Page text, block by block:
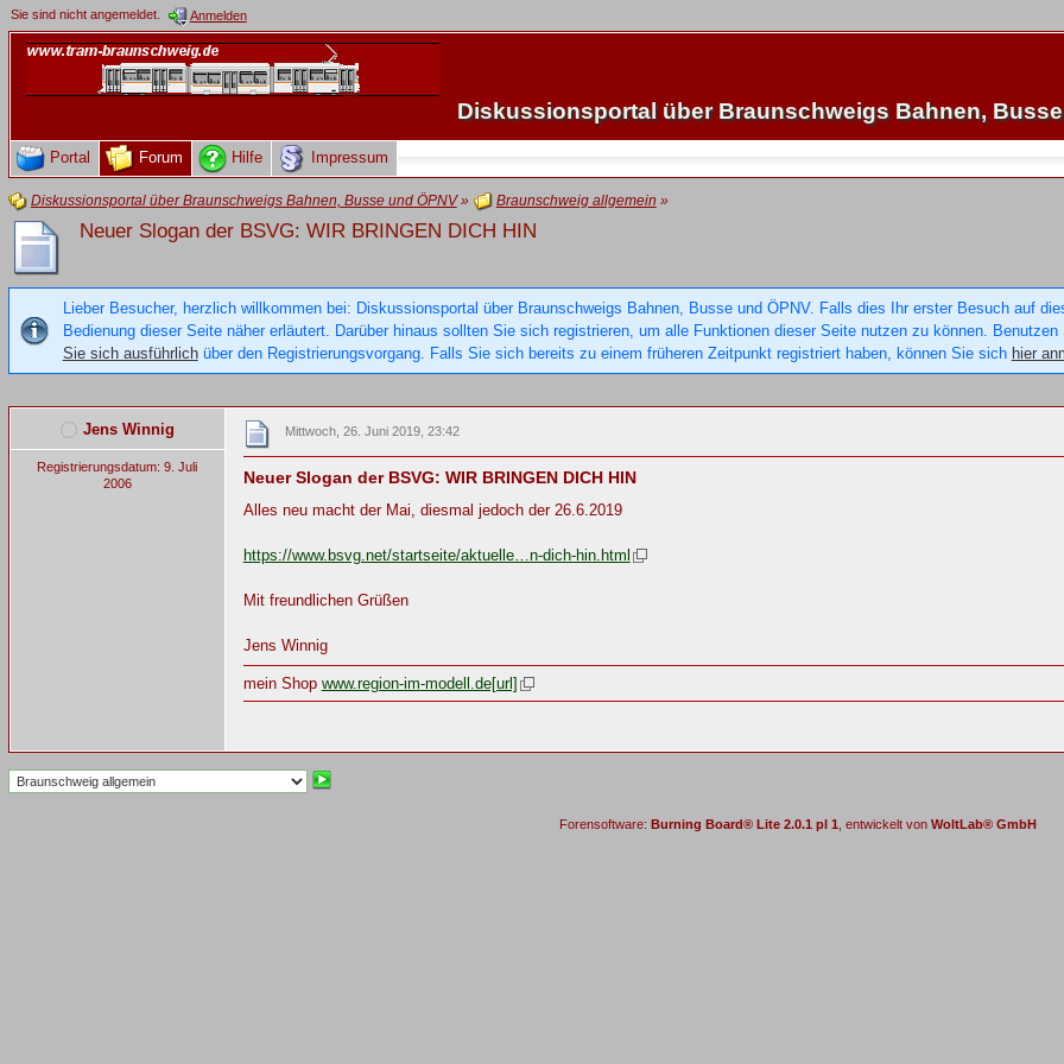
Sie sind nicht angemeldet. Anmelden
Diskussionsportal über Braunschweigs Bahnen,
Portal Forum Hilfe Impressum
Diskussionsportal über Braunschweigs Bahnen, Busse und ÖPNV» Braunschweig allgemein »
Neuer Slogan der BSVG: WIR BRINGEN DICH HIN
Lieber Besucher, herzlich willkommen bei: Diskussionsportal über Braunschweigs Bahnen, Busse und ÖPNV. Falls dies Ihr erster Besuch auf
Bedienung dieser Seite näher erläutert. Darüber hinaus sollten Sie sich registrieren, um alle Funktionen dieser Seite nutzen zu können. Benutzen
Sie sich ausführlichüber den Registrierungsvorgang. Falls Sie sich bereits zu einem früheren Zeitpunkt registriert haben, können Sie sich hier
Jens Winnig
Registrierungsdatum: 9. Juli
2006
Mittwoch, 26. Juni 2019, 23:42
Neuer Slogan der BSVG: WIR BRINGEN DICH HIN
Alles neu macht der Mai, diesmal jedoch der 26.6.2019
https://www.bsvg.net/startseite/aktuelle…n-dich-hin.html
Mit freundlichen Grüßen
Jens Winnig
mein Shop www.region-im-modell.de[url]
Forensoftware: Burning Board® Lite 2.0.1 pl 1 , entwickelt von WoltLab® GmbH